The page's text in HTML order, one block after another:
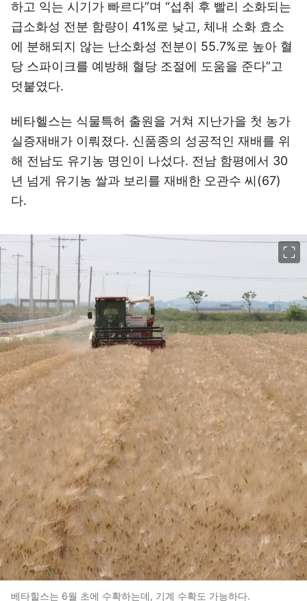
하고 익는 시기가 빠르다”며 “섭취 후 빨리 소화되는
급소화성 전분 함량이 41%로 낮고, 체내 소화 효소
에 분해되지 않는 난소화성 전분이 55.7%로 높아 혈
당 스파이크를 예방해 혈당 조절에 도움을 준다”고
덧붙였다.
베타헬스는 식물특허 출원을 거쳐 지난가을 첫 농가
실증재배가 이뤄졌다. 신품종의 성공적인 재배를 위
해 전남도 유기농 명인이 나섰다. 전남 함평에서 30
년 넘게 유기농 쌀과 보리를 재배한 오관수 씨(67)
다.
베타힐스는 6월 초에 수확하는데, 기계 수확도 가능하다.